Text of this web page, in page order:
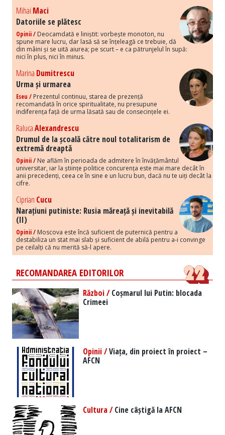
Mihai Maci
Datoriile se plătesc
Opinii / Deocamdată e liniștit: vorbește monoton, nu
spune mare lucru, dar lasă să se înțeleagă ce trebuie, dă
din mâini și se uită aiurea; pe scurt – e ca pătrunjelul în supă:
nici în plus, nici în minus.
Marina Dumitrescu
Urma și urmarea
Eseu / Prezentul continuu, starea de prezență
recomandată în orice spiritualitate, nu presupune
indiferența față de urma lăsată sau de consecințele ei.
RalucaAlexandrescu
Drumul de la școală către noul totalitarism de
extremă dreaptă
Opinii / Ne aflăm în perioada de admitere în învățământul
universitar, iar la științe politice concurența este mai mare decât în
anii precedenți, ceea ce în sine e un lucru bun, dacă nu te uiți decât la
cifre.
Ciprian Cucu
Narațiuni putiniste: Rusia măreață și inevitabilă
(II)
Opinii / Moscova este încă suficient de puternică pentru a
destabiliza un stat mai slab și suficient de abilă pentru a-i convinge
pe ceilalți că nu merită să-l apere.
RECOMANDAREA EDITORILOR
Război /Coșmarul lui Putin: blocada
Crimeei
Opinii /Viața, din proiect în proiect –
AFCN
Cultura /Cine câștigă la AFCN